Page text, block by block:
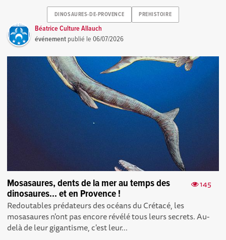
DINOSAURES-DE-PROVENCE PREHISTOIRE
Béatrice Culture Allauch
événement publié le06/07/2026
145
Mosasaures, dents de la mer au temps des
dinosaures... et en Provence !
Redoutables prédateurs des océans du Crétacé, les
mosasaures n'ont pas encore révélé tous leurs secrets. Au-
delà de leur gigantisme, c'est leur...